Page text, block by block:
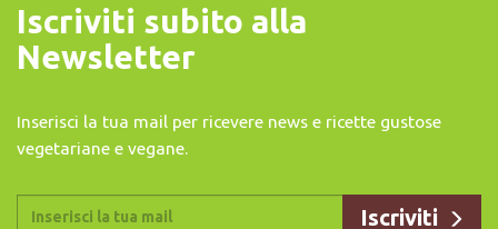
Iscriviti subito alla
Newsletter
Inserisci la tua mail per ricevere news e ricette gustose
vegetariane e vegane.